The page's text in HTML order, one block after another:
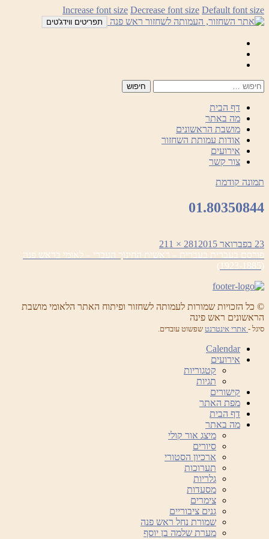
לדלג
לתוכן
Increase font size Decrease font size Default font size
תפריטים ווידג'טים
דף הבית
מה באתר
מושבת הראשונים
אודות עמותת השחזור
אירועים
צור קשר
תמונה קודמת
01.80350844
פורסם
בתאריך
23 בפברואר 2015
מסך
מלא
281 × 211
ניווט
פורסם בעברית בעברית – ראשית החינוך העברי – לאומי בראש פנה
(1923-1885)
© כל הזכויות שמורות לעמותה לשחזור ופיתוח האתר הלאומי מושבת
הראשונים ראש פינה
סיגל - אתרי אינטרנט שפשוט עובדים.
Calendar
אירועים
קטגוריות
תגיות
קישורים
מפת האתר
דף הבית
מה באתר
מיצג אור קולי
סיורים
ארכיון הסטורי
תערוכות
גלריות
מסעדות
צימרים
גנים ציבוריים
שמורת נחל ראש פנה
מערת שלמה בן יוסף